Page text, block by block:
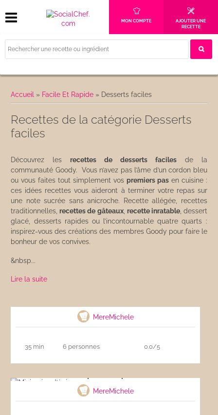
MON COMPTE
AJOUTER UNE
RECETTE
Accueil » Facile Et Rapide » Desserts faciles
Recettes de la catégorie Desserts
faciles
Découvrez les recettes de desserts facilesde la
communauté Goody. Vous n’avez pas l’âme d’un cordon bleu
ou vous faites tout simplement vos premiers pasen cuisine :
ces idées recettes vous aideront à terminer votre repas sur
une note sucrée sans anicroche. Recette allégée, recettes
traditionnelles, recettes de gâteaux, recette inratable, dessert
glacé, desserts rapides ou l’incontournable quatre quarts :
inspirez-vous des créations des membres Goody pour faire le
bonheur de vos convives.
&nbsp...
Lire la suite
MereMichele
35 min 6 personnes 0.0/5
MereMichele